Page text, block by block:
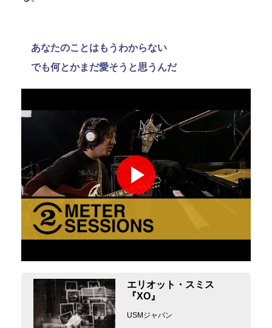
あなたのことはもうわからない
でも何とかまだ愛そうと思うんだ
エリオット・スミス
『XO』
USMジャパン